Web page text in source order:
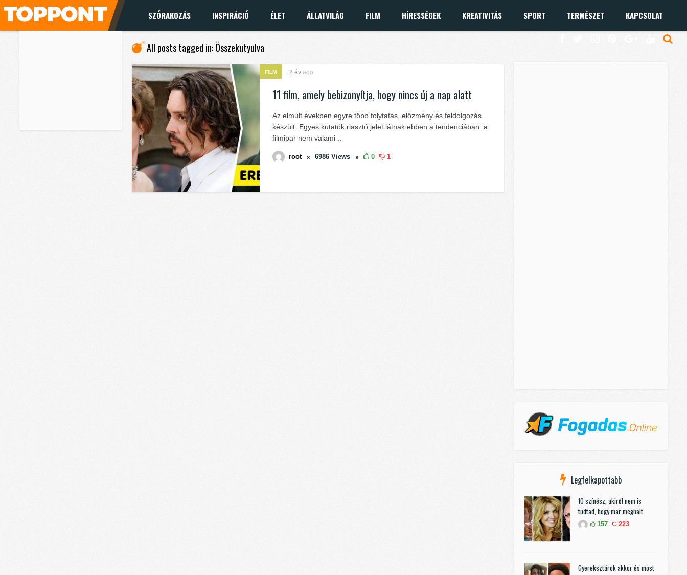
SZÓRAKOZÁS INSPIRÁCIÓ ÉLET ÁLLATVILÁG FILM HÍRESSÉGEK KREATIVITÁS SPORT TERMÉSZET KAPCSOLAT
All posts tagged in: Összekutyulva
FILM 2 év ago
11 film, amely bebizonyítja, hogy nincs új a nap alatt
Az elmúlt években egyre több folytatás, előzmény és feldolgozás
készült. Egyes kutatók riasztó jelet látnak ebben a tendenciában: a
filmipar nem valami ..
root 6986 Views 0 1
Legfelkapottabb
10 színész, akiről nem is
tudtad, hogy már meghalt
157 223
Gyereksztárok akkor és most